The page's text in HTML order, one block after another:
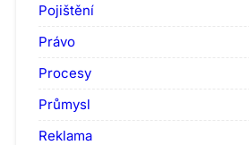
Pojištění
Právo
Procesy
Průmysl
Reklama